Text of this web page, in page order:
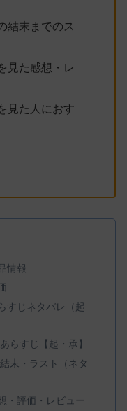
結末までのス
見た感想・レ
見た人におす
情報
すじネタバレ（起
らすじ【起・承】
末・ラスト（ネタ
・評価・レビュー